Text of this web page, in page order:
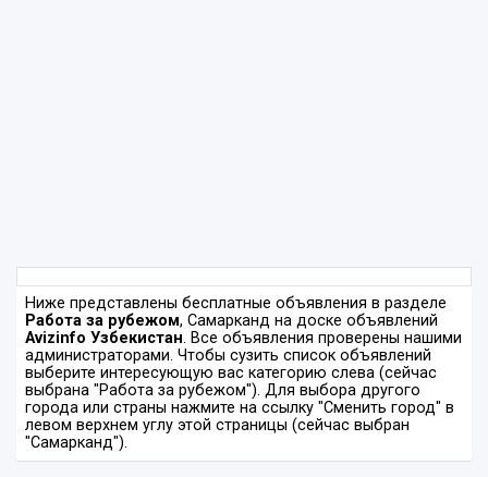
Ниже представлены бесплатные объявления в разделе
Работа за рубежом, Самарканд на доске объявлений
Avizinfo Узбекистан. Все объявления проверены нашими
администраторами. Чтобы сузить список объявлений
выберите интересующую вас категорию слева (сейчас
выбрана "Работа за рубежом"). Для выбора другого
города или страны нажмите на ссылку "Сменить город" в
левом верхнем углу этой страницы (сейчас выбран
"Самарканд").